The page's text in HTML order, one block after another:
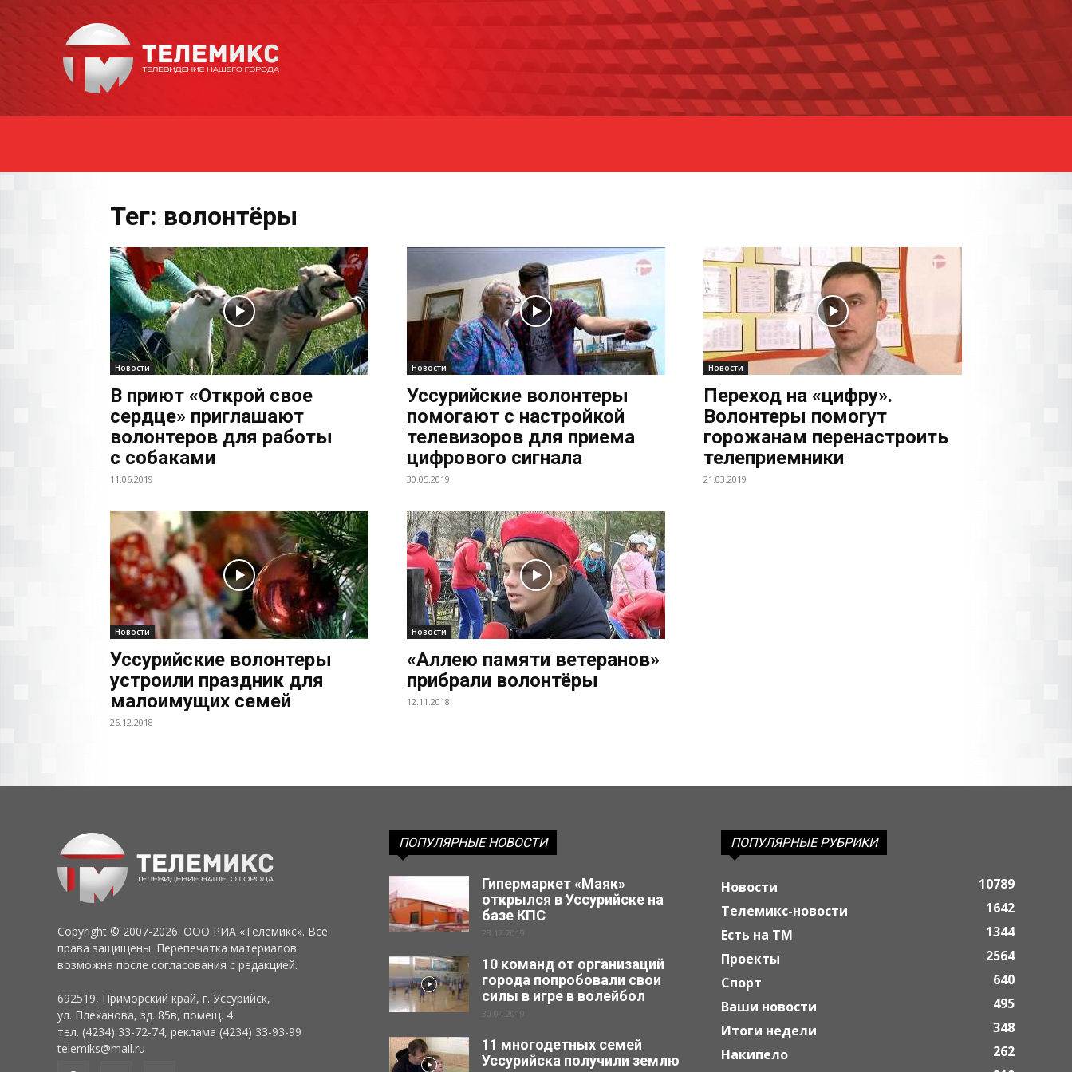
Уссурийска
Тег: волонтёры
Новости
В приют «Открой свое
сердце» приглашают
волонтеров для работы
с собаками
11.06.2019
Новости
Уссурийские волонтеры
помогают с настройкой
телевизоров для приема
цифрового сигнала
30.05.2019
Новости
Переход на «цифру».
Волонтеры помогут
горожанам перенастроить
телеприемники
21.03.2019
Новости
Уссурийские волонтеры
устроили праздник для
малоимущих семей
26.12.2018
Новости
«Аллею памяти ветеранов»
прибрали волонтёры
12.11.2018
Copyright © 2007-2026. ООО РИА «Телемикс». Все
права защищены. Перепечатка материалов
возможна после согласования с редакцией.
692519, Приморский край, г. Уссурийск,
ул. Плеханова, зд. 85в, помещ. 4
тел. (4234) 33-72-74, реклама (4234) 33-93-99
telemiks@mail.ru
ПОПУЛЯРНЫЕ НОВОСТИ
Гипермаркет «Маяк»
открылся в Уссурийске на
базе КПС
23.12.2019
10 команд от организаций
города попробовали свои
силы в игре в волейбол
30.04.2019
11 многодетных семей
Уссурийска получили землю
ПОПУЛЯРНЫЕ РУБРИКИ
Новости
10789
Телемикс-новости
1642
Есть на ТМ
1344
Проекты
2564
Спорт
640
Ваши новости
495
Итоги недели
348
Накипело
262